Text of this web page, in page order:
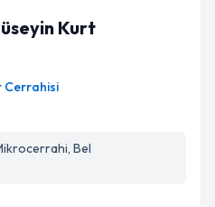
Kurt
Cerrahisi
Bel